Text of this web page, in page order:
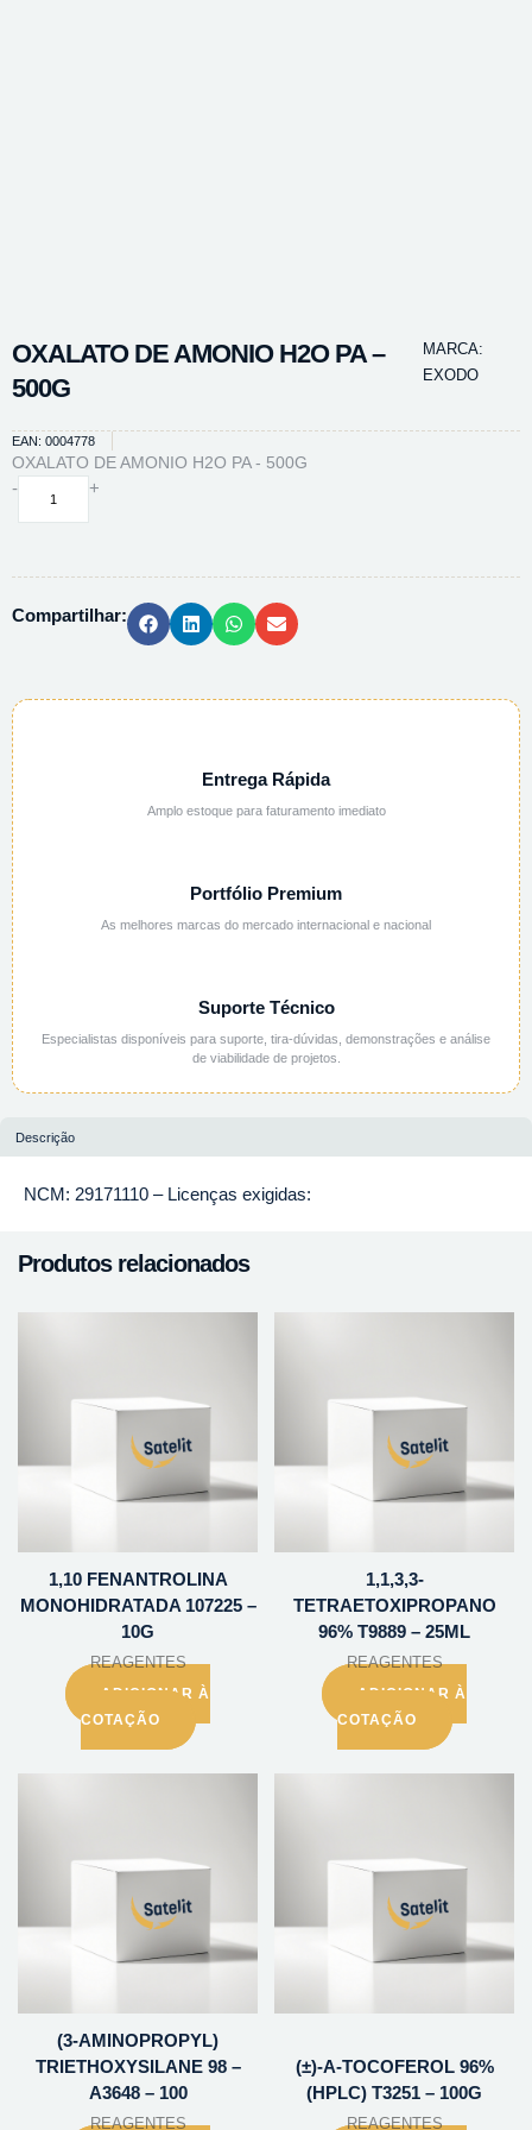
OXALATO DE AMONIO H2O PA –
500G
MARCA:
EXODO
EAN: 0004778
OXALATO DE AMONIO H2O PA - 500G
-
OXALATO
-
+
Compartilhar:
Entrega Rápida
Amplo estoque para faturamento imediato
Portfólio Premium
As melhores marcas do mercado internacional e nacional
Suporte Técnico
Especialistas disponíveis para suporte, tira-dúvidas, demonstrações e análise
de viabilidade de projetos.
Descrição
NCM: 29171110 – Licenças exigidas:
Produtos relacionados
1,10 FENANTROLINA
MONOHIDRATADA 107225 –
10G
REAGENTES
ADICIONAR À
COTAÇÃO
1,1,3,3-
TETRAETOXIPROPANO
96% T9889 – 25ML
REAGENTES
ADICIONAR À
COTAÇÃO
(3-AMINOPROPYL)
TRIETHOXYSILANE 98 –
A3648 – 100
REAGENTES
(±)-A-TOCOFEROL 96%
(HPLC) T3251 – 100G
REAGENTES